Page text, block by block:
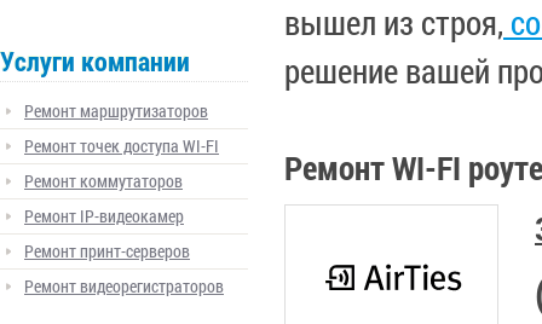
вышел из строя,
решение вашей
Ремонт WI-FI
Услуги компании
Ремонт маршрутизаторов
Ремонт точек доступа WI-FI
Ремонт коммутаторов
Ремонт IP-видеокамер
Ремонт принт-серверов
Ремонт видеорегистраторов